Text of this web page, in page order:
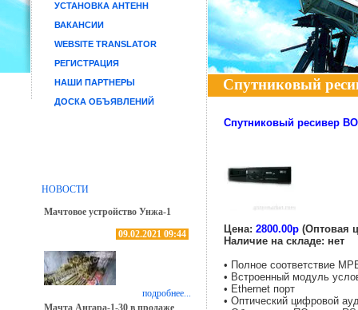
УСТАНОВКА АНТЕНН
ВАКАНСИИ
WEBSITE TRANSLATOR
РЕГИСТРАЦИЯ
НАШИ ПАРТНЕРЫ
ДОСКА ОБЪЯВЛЕНИЙ
НОВОСТИ
Мачтовое устройство Унжа-1
09.02.2021 09:44
подробнее...
Мачта Ангара-1-30 в продаже
Спутниковый
Спутниковый ресивер
Цена: 2800.00р (Оптовая
Наличие на складе: нет
• Полное соответствие
• Встроенный модуль
• Ethernet порт
• Оптический цифровой